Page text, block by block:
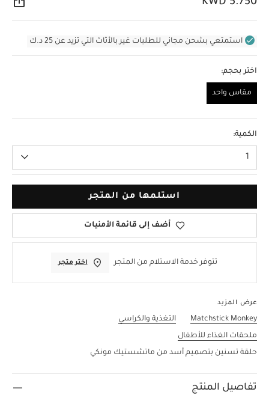
استمتعي بشحن مجاني للطلبات غير بالأثاث التي تزيد عن 25 د.ك
اختر بحجم:
مقاس واحد
الكمية:
1
استلمها من المتجر
أضف إلى قائمة الأمنيات
تتوفر خدمة الاستلام من المتجر اختر متجر
عرض المزيد
Matchstick Monkey
التغذية والكراسي
ملحقات الغذاء للأطفال
حلقة تسنين بتصميم أسد من ماتشستيك مونكي
تفاصيل المنتج